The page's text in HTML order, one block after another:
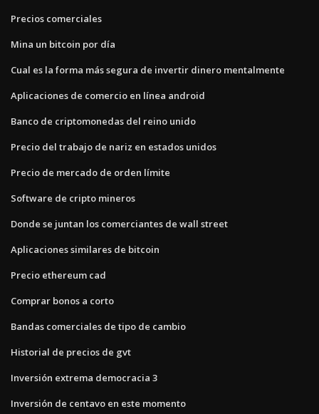
Precios comerciales
Mina un bitcoin por día
Cual es la forma más segura de invertir dinero mentalmente
Aplicaciones de comercio en línea android
Banco de criptomonedas del reino unido
Precio del trabajo de nariz en estados unidos
Precio de mercado de orden límite
Software de cripto mineros
Donde se juntan los comerciantes de wall street
Aplicaciones similares de bitcoin
Precio ethereum cad
Comprar bonos a corto
Bandas comerciales de tipo de cambio
Historial de precios de gvt
Inversión extrema democracia 3
Inversión de centavo en este momento